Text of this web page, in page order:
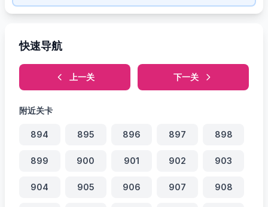
快速导航
上一关 下一关
附近关卡
894 895 896 897 898
899 900 901 902 903
904 905 906 907 908